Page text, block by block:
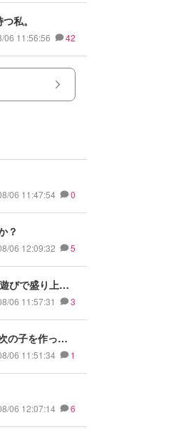
私。
06 11:56:56 42
06 11:47:54 0
？
06 12:09:32 5
びで盛り上が
06 11:57:31 3
の子を作った
06 11:51:34 1
06 12:07:14 6